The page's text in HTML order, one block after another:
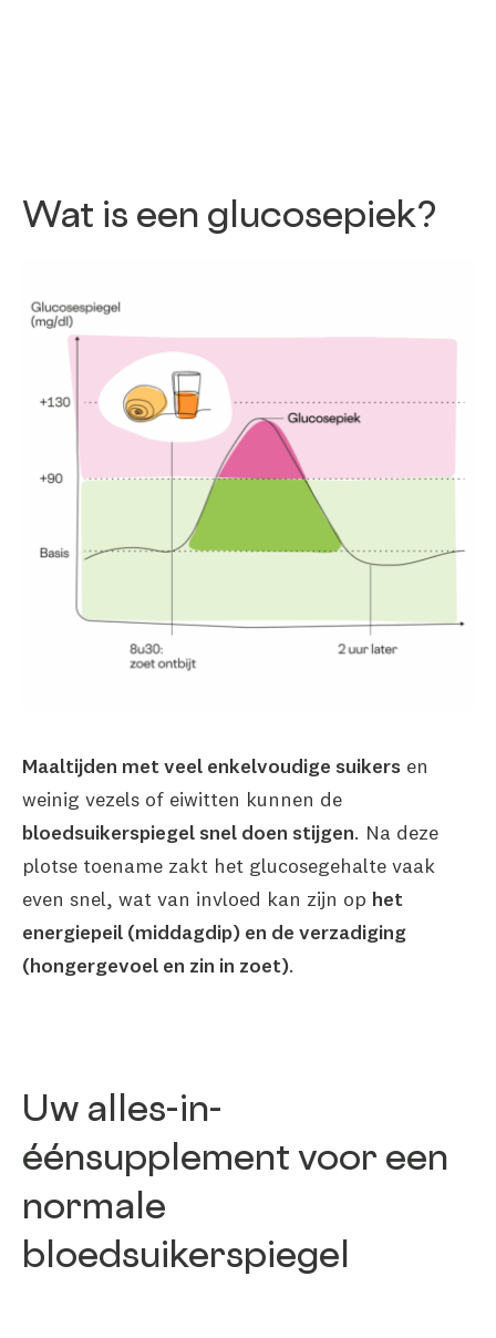
Wat is een glucosepiek?
Maaltijden met veel enkelvoudige suikers en
weinig vezels of eiwitten kunnen de
bloedsuikerspiegel snel doen stijgen. Na deze
plotse toename zakt het glucosegehalte vaak
even snel, wat van invloed kan zijn op het
energiepeil (middagdip) en de verzadiging
(hongergevoel en zin in zoet).
Uw alles-in-
éénsupplement voor een
normale
bloedsuikerspiegel